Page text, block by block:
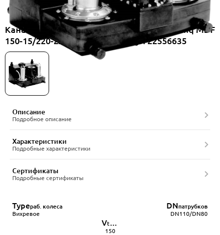
Канализационная насосная станция Onimiq MDF
150-15/220-2ACS-80/10E, артикул 22556635
Описание
Подробное описание
Характеристики
Подробные характеристики
Сертификаты
Подробные сертификаты
Typeраб. колеса
Вихревое
DNпатрубков
DN110/DN80
Vtank
150